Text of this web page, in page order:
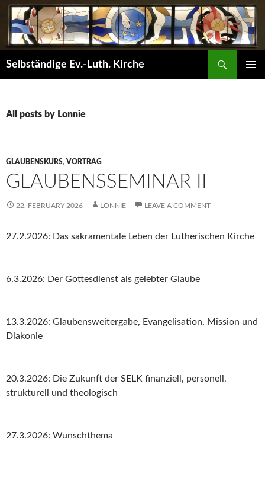
Skip
content
Selbständige Ev.-Luth. Kirche
All posts by Lonnie
GLAUBENSKURS, VORTRAG
GLAUBENSSEMINAR II
22. FEBRUARY 2026 LONNIE LEAVE A COMMENT
27.2.2026: Das sakramentale Leben der Lutherischen Kirche
6.3.2026: Der Gottesdienst als gelebter Glaube
13.3.2026: Glaubensweitergabe, Evangelisation, Mission und
Diakonie
20.3.2026: Die Zukunft der SELK finanziell, personell,
strukturell und theologisch
27.3.2026: Wunschthema